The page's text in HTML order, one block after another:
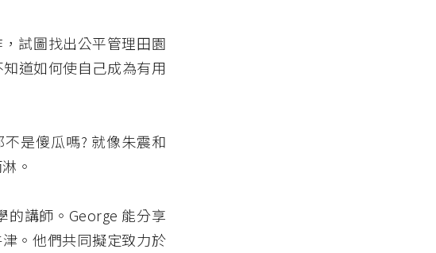
試圖找出公平管理田園
道如何使自己成為有用
是傻瓜嗎? 就像朱震和
。
講師。George 能分享
。他們共同擬定致力於